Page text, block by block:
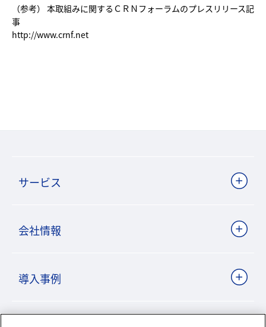
（参考） 本取組みに関するＣＲＮフォーラムのプレスリリース記
事
http://www.crnf.net
サービス
会社情報
導入事例